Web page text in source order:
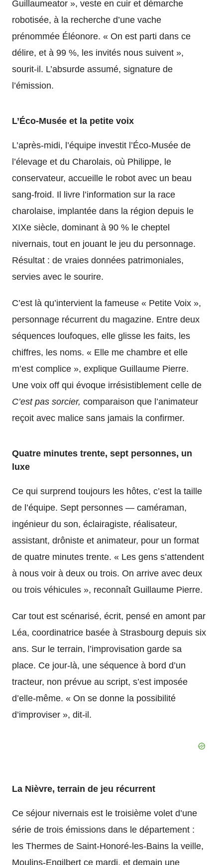
Guillaumeator », veste en cuir et démarche
robotisée, à la recherche d’une vache
prénommée Éléonore. « On est parti dans ce
délire, et à 99 %, les invités nous suivent »,
sourit-il. L’absurde assumé, signature de
l’émission.
L’Éco-Musée et la petite voix
L’après-midi, l’équipe investit l’Éco-Musée de
l’élevage et du Charolais, où Philippe, le
conservateur, accueille le robot avec un beau
sang-froid. Il livre l’information sur la race
charolaise, implantée dans la région depuis le
XIXe siècle, dominant à 90 % le cheptel
nivernais, tout en jouant le jeu du personnage.
Résultat : de vraies données patrimoniales,
servies avec le sourire.
C’est là qu’intervient la fameuse « Petite Voix »,
personnage récurrent du magazine. Entre deux
séquences loufoques, elle glisse les faits, les
chiffres, les noms. « Elle me chambre et elle
m’est complice », explique Guillaume Pierre.
Une voix off qui évoque irrésistiblement celle de
C’est pas sorcier, comparaison que l’animateur
reçoit avec malice sans jamais la confirmer.
Quatre minutes trente, sept personnes, un
luxe
Ce qui surprend toujours les hôtes, c’est la taille
de l’équipe. Sept personnes — caméraman,
ingénieur du son, éclairagiste, réalisateur,
assistant, drôniste et animateur, pour un format
de quatre minutes trente. « Les gens s’attendent
à nous voir à deux ou trois. On arrive avec deux
ou trois véhicules », reconnaît Guillaume Pierre.
Car tout est scénarisé, écrit, pensé en amont par
Léa, coordinatrice basée à Strasbourg depuis six
ans. Sur le terrain, l’improvisation garde sa
place. Ce jour-là, une séquence à bord d’un
tracteur, non prévue au script, s’est imposée
d’elle-même. « On se donne la possibilité
d’improviser », dit-il.
La Nièvre, terrain de jeu récurrent
Ce séjour nivernais est le troisième volet d’une
série de trois émissions dans le département :
les Thermes de Saint-Honoré-les-Bains la veille,
Moulins-Engilbert ce mardi, et demain une